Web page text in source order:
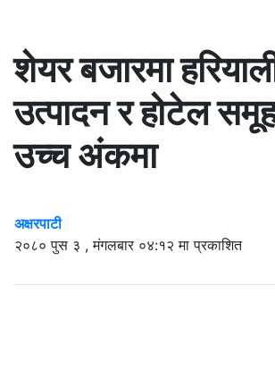
शेयर बजारमा
उत्पादन र होटेल
उच्च अंकमा
अक्षरपाटी
२०८० पुस ३ , मंगलबार ०४:१२ मा प्रकाशित